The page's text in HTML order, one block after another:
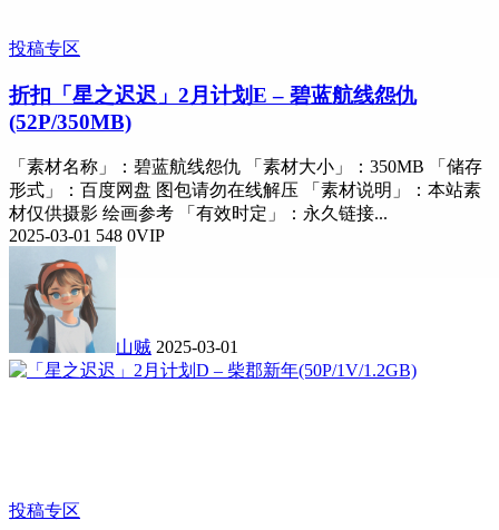
投稿专区
折扣 「星之迟迟」2月计划E – 碧蓝航线怨仇
(52P/350MB)
「素材名称」：碧蓝航线怨仇 「素材大小」：350MB 「储存
形式」：百度网盘 图包请勿在线解压 「素材说明」：本站素
材仅供摄影 绘画参考 「有效时定」：永久链接...
2025-03-01 548 0VIP
山贼 2025-03-01
投稿专区